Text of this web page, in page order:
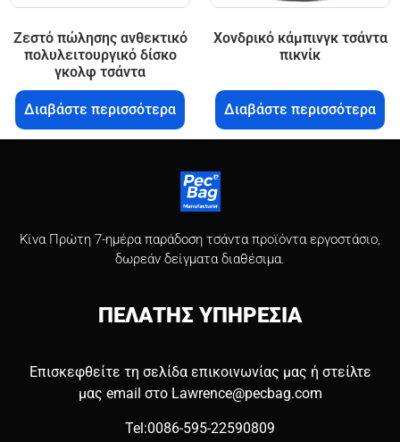
Ζεστό πώλησης ανθεκτικό
πολυλειτουργικό δίσκο
γκολφ τσάντα
Διαβάστε περισσότερα
Χονδρικό κάμπινγκ τσάντα
πικνίκ
Διαβάστε περισσότερα
Κίνα Πρώτη 7-ημέρα παράδοση τσάντα προϊόντα εργοστάσιο,
δωρεάν δείγματα διαθέσιμα.
ΠΕΛΑΤΗΣ ΥΠΗΡΕΣΙΑ
Επισκεφθείτε τη σελίδα επικοινωνίας μας ή στείλτε
μας email στο Lawrence@pecbag.com
Tel:0086-595-22590809